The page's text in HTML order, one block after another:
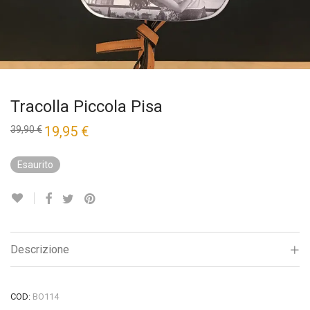
Tracolla Piccola Pisa
39,90€ Il
prezzo
era:
39,90 €.
19,95 €
Esaurito
Descrizione
COD: BO114